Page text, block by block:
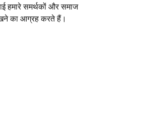
हमारे समर्थकों और समाज
का आग्रह करते हैं।